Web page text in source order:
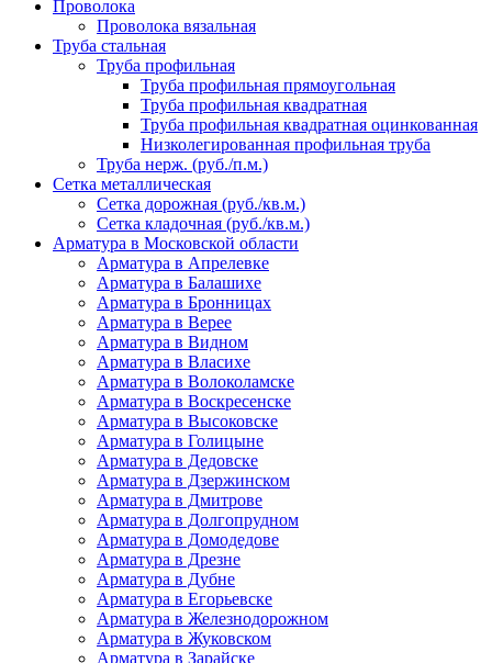
Проволока
Проволока вязальная
Труба стальная
Труба профильная
Труба профильная прямоугольная
Труба профильная квадратная
Труба профильная квадратная оцинкованная
Низколегированная профильная труба
Труба нерж. (руб./п.м.)
Сетка металлическая
Сетка дорожная (руб./кв.м.)
Сетка кладочная (руб./кв.м.)
Арматура в Московской области
Арматура в Апрелевке
Арматура в Балашихе
Арматура в Бронницах
Арматура в Верее
Арматура в Видном
Арматура в Власихе
Арматура в Волоколамске
Арматура в Воскресенске
Арматура в Высоковске
Арматура в Голицыне
Арматура в Дедовске
Арматура в Дзержинском
Арматура в Дмитрове
Арматура в Долгопрудном
Арматура в Домодедове
Арматура в Дрезне
Арматура в Дубне
Арматура в Егорьевске
Арматура в Железнодорожном
Арматура в Жуковском
Арматура в Зарайске